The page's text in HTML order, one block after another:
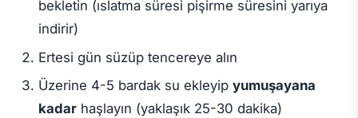
bekletin (ıslatma süresi pişirme süresini yarıya
indirir)
Ertesi gün süzüp tencereye alın
Üzerine 4-5 bardak su ekleyip yumuşayana
kadarhaşlayın (yaklaşık 25-30 dakika)